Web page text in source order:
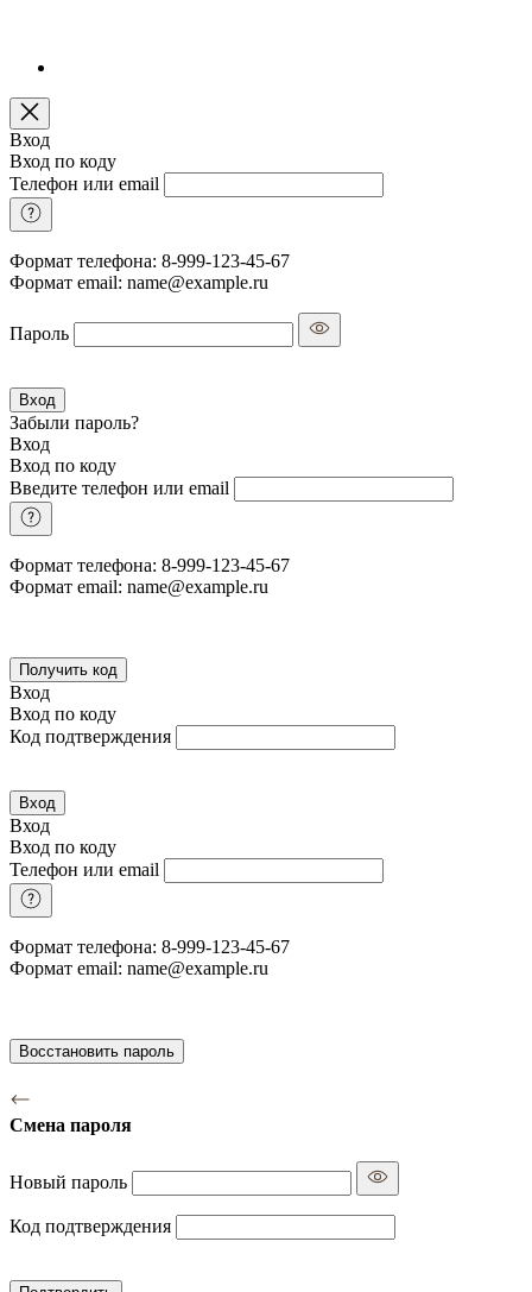
Вход
Вход по коду
Телефон или email
Формат телефона: 8-999-123-45-67
Формат email: name@example.ru
Пароль
Вход
Забыли пароль?
Вход
Вход по коду
Введите телефон или email
Формат телефона: 8-999-123-45-67
Формат email: name@example.ru
Получить код
Вход
Вход по коду
Код подтверждения
Вход
Вход
Вход по коду
Телефон или email
Формат телефона: 8-999-123-45-67
Формат email: name@example.ru
Восстановить пароль
Смена пароля
Новый пароль
Код подтверждения